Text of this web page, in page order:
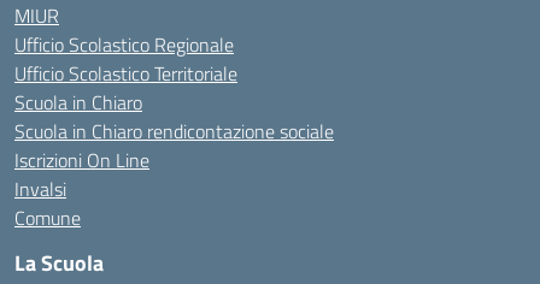
MIUR
Ufficio Scolastico Regionale
Ufficio Scolastico Territoriale
Scuola in Chiaro
Scuola in Chiaro rendicontazione sociale
Iscrizioni On Line
Invalsi
Comune
La Scuola